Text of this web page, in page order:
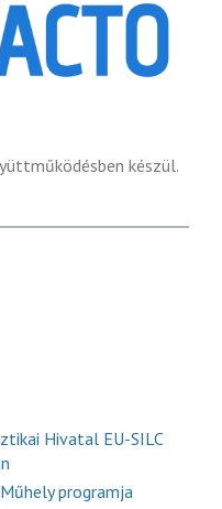
készül.
Hivatal EU-SILC
programja